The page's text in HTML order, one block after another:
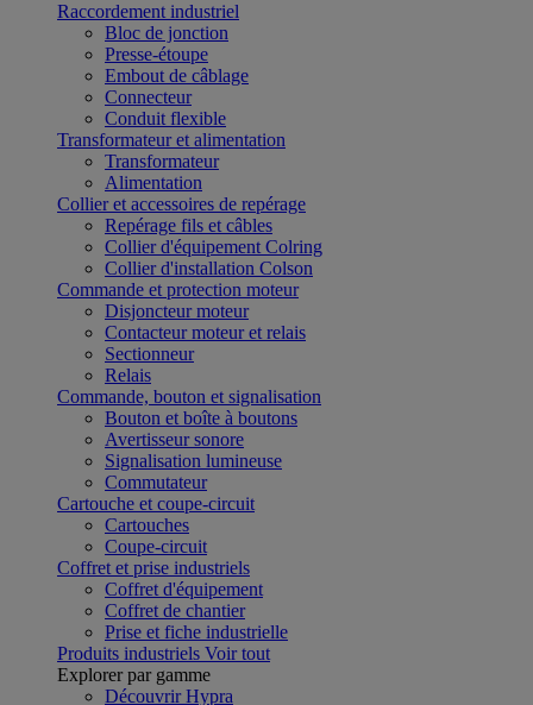
Raccordement industriel
Bloc de jonction
Presse-étoupe
Embout de câblage
Connecteur
Conduit flexible
Transformateur et alimentation
Transformateur
Alimentation
Collier et accessoires de repérage
Repérage fils et câbles
Collier d'équipement Colring
Collier d'installation Colson
Commande et protection moteur
Disjoncteur moteur
Contacteur moteur et relais
Sectionneur
Relais
Commande, bouton et signalisation
Bouton et boîte à boutons
Avertisseur sonore
Signalisation lumineuse
Commutateur
Cartouche et coupe-circuit
Cartouches
Coupe-circuit
Coffret et prise industriels
Coffret d'équipement
Coffret de chantier
Prise et fiche industrielle
Produits industriels Voir tout
Explorer par gamme
Découvrir Hypra